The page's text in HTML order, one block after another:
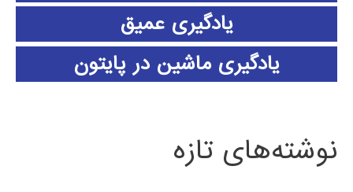
یادگیری عمیق
یادگیری ماشین در پایتون
نوشته‌های تازه